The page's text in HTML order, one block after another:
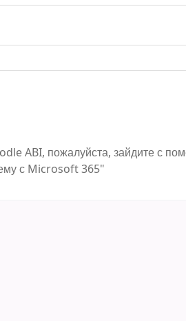
ABI, пожалуйста, зайдите с
с Microsoft 365"